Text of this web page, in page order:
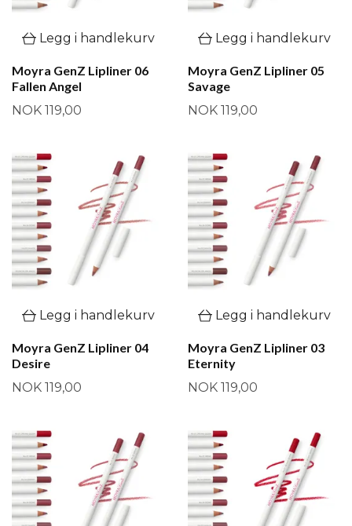
Legg i handlekurv
Moyra GenZ Lipliner 06
Fallen Angel
NOK 119,00
Legg i handlekurv
Moyra GenZ Lipliner 05
Savage
NOK 119,00
Legg i handlekurv
Moyra GenZ Lipliner 04
Desire
NOK 119,00
Legg i handlekurv
Moyra GenZ Lipliner 03
Eternity
NOK 119,00